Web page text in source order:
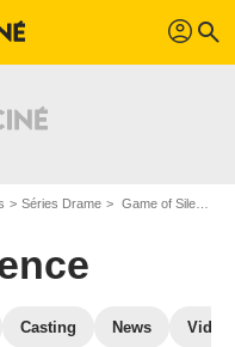
profil search
Séries Drame Game of Silence
Casting News